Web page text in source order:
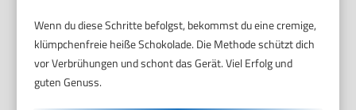
Wenn du diese Schritte befolgst, bekommst du eine cremige,
klümpchenfreie heiße Schokolade. Die Methode schützt dich
vor Verbrühungen und schont das Gerät. Viel Erfolg und
guten Genuss.